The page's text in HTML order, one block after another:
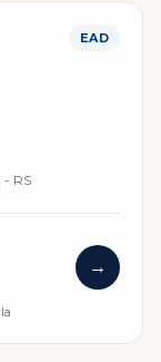
EAD
RS
→